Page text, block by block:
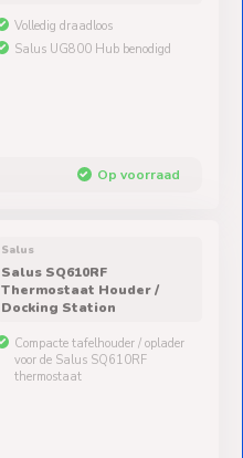
Volledig draadloos
Salus UG800 Hub benodigd
Op voorraad
Salus
Salus SQ610RF
Thermostaat Houder /
Docking Station
Compacte tafelhouder / oplader
voor de Salus SQ610RF
thermostaat